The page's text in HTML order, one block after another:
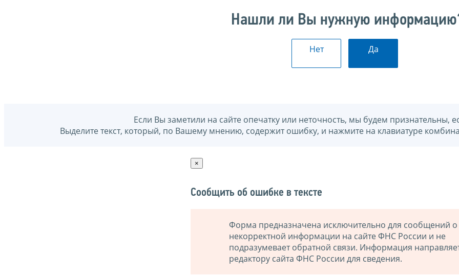
Нашли ли Вы нужную
Нет Да
Если Вы заметили на сайте опечатку или неточность, мы будем признательны,
Выделите текст, который, по Вашему мнению, содержит ошибку, и нажмите на клавиатуре
×
Сообщить об ошибке в тексте
Форма предназначена исключительно для сообщений о
некорректной информации на сайте ФНС России и не
подразумевает обратной связи. Информация
редактору сайта ФНС России для сведения.